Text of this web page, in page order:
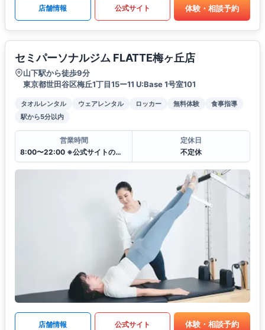
店舗情報 公式サイト 体験・相談予約
セミパーソナルジム FLATTE梅ヶ丘店
山下駅から徒歩9分
東京都世田谷区梅丘1丁目15ー11 U:Base 1号室101
タオルレンタル ウェアレンタル ロッカー 無料体験
食事指導
駅から5分以内
営業時間
8:00〜22:00 ※公式サイトのレッスンスケジュール表をご参照下さい
定休日
不定休
店舗情報 公式サイト 体験・相談予約